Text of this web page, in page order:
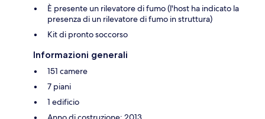
È presente un rilevatore di fumo (l'host ha indicato la
presenza di un rilevatore di fumo in struttura)
Kit di pronto soccorso
Informazioni generali
151 camere
7 piani
1 edificio